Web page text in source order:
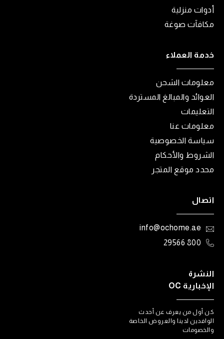
أدوات منزلية
مكافآت صوغة
خدمة العملاء
معلومات الشحن
العوائد والمبالغ المستردة
التعليمات
معلومات عنا
سياسة الخصوصية
الشروط والأحكام
محدد موقع المتجر
اتصال
info@ochome.ae
800 29566
النشرة
الإخبارية OC
كن أول من يعرف عن أحدث
الوافدين لدينا والعروض الخاصة
والخصومات